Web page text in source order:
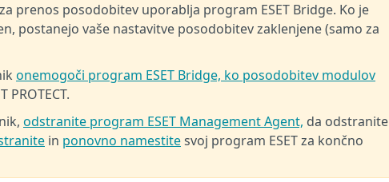
prenos posodobitev uporablja program ESET Bridge. Ko je
postanejo vaše nastavitve posodobitev zaklenjene (samo za
onemogoči program ESET Bridge, ko posodobitev modulov
PROTECT.
odstranite program ESET Management Agent, da odstranite
in ponovno namestitesvoj program ESET za končno